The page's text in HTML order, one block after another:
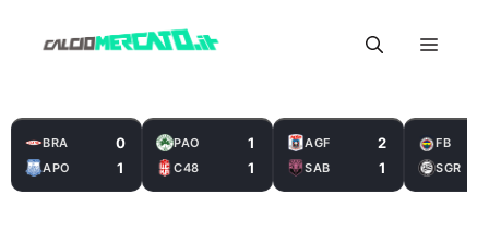
Menu
BRA 0
APO 1
PAO 1
C48 1
AGF 2
SAB 1
FB
SGR